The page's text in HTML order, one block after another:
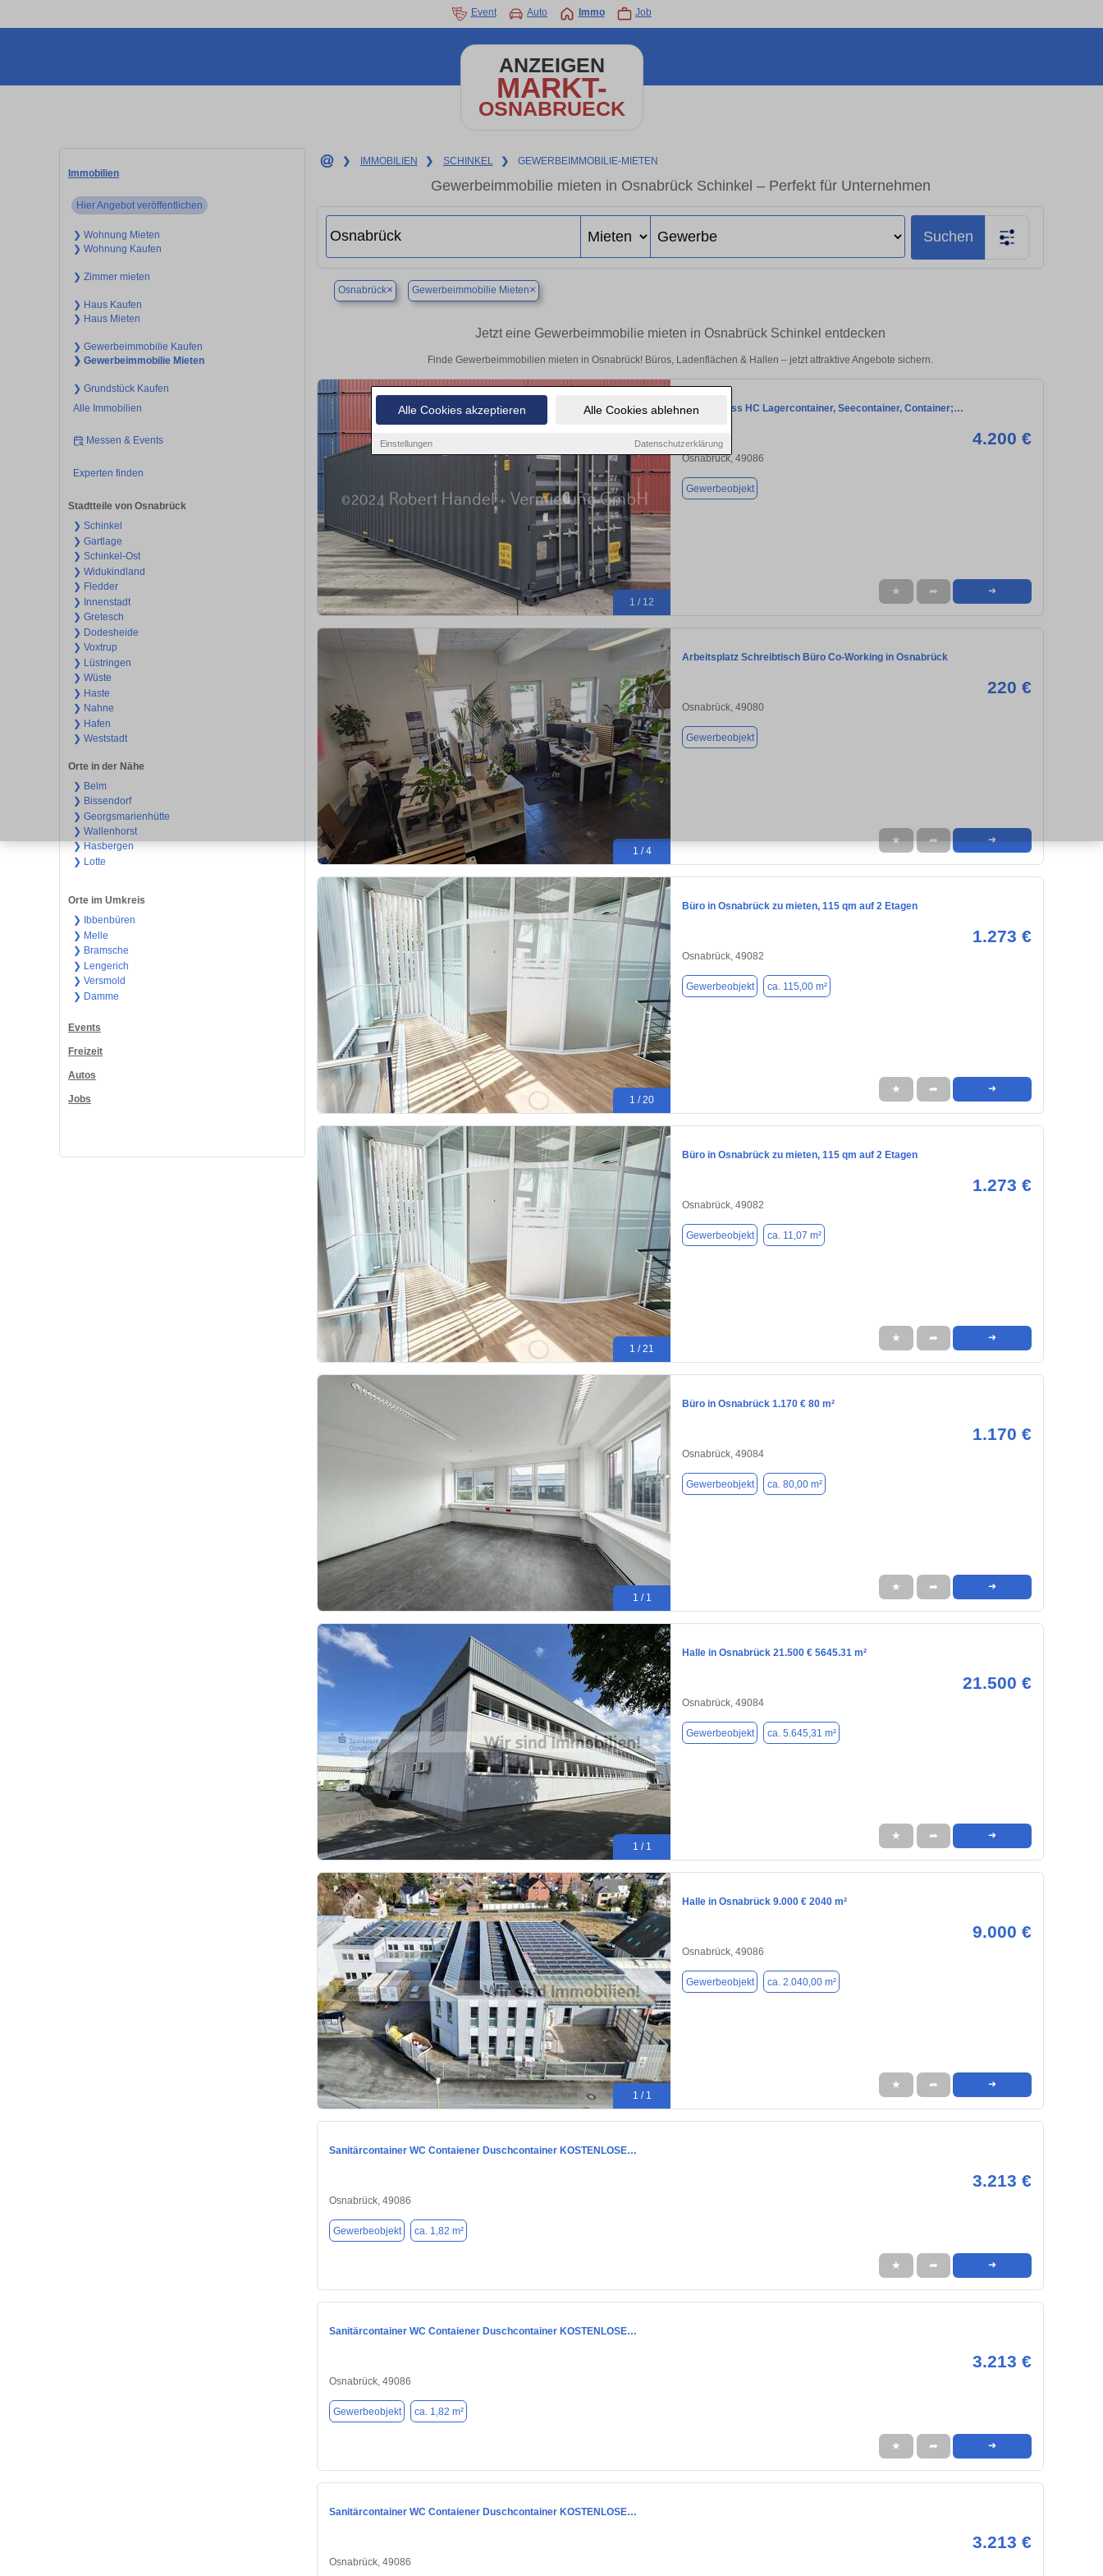
Alle Cookies akzeptieren Alle Cookies ablehnen
Einstellungen Datenschutzerklärung
Event Auto Immo Job
ANZEIGEN
MARKT-
OSNABRUECK
Immobilien
Hier Angebot veröffentlichen
❯ Wohnung Mieten
❯ Wohnung Kaufen
❯ Zimmer mieten
❯ Haus Kaufen
❯ Haus Mieten
❯ Gewerbeimmobilie Kaufen
❯ Gewerbeimmobilie Mieten
❯ Grundstück Kaufen
Alle Immobilien
Messen & Events
Experten finden
Stadtteile von Osnabrück
❯ Schinkel
❯ Gartlage
❯ Schinkel-Ost
❯ Widukindland
❯ Fledder
❯ Innenstadt
❯ Gretesch
❯ Dodesheide
❯ Voxtrup
❯ Lüstringen
❯ Wüste
❯ Haste
❯ Nahne
❯ Hafen
❯ Weststadt
Orte in der Nähe
❯ Belm
❯ Bissendorf
❯ Georgsmarienhütte
❯ Wallenhorst
❯ Hasbergen
❯ Lotte
Orte im Umkreis
❯ Ibbenbüren
❯ Melle
❯ Bramsche
❯ Lengerich
❯ Versmold
❯ Damme
Events
Freizeit
Autos
Jobs
❯ IMMOBILIEN ❯ SCHINKEL ❯ GEWERBEIMMOBILIE-MIETEN
Gewerbeimmobilie mieten in Osnabrück Schinkel – Perfekt für Unternehmen
Suchen
Osnabrück× Gewerbeimmobilie Mieten×
Jetzt eine Gewerbeimmobilie mieten in Osnabrück Schinkel entdecken
Finde Gewerbeimmobilien mieten in Osnabrück! Büros, Ladenflächen & Hallen – jetzt attraktive Angebote sichern.
1 / 12
NEU 40 Fuss HC Lagercontainer, Seecontainer, Container;…
4.200 €
Osnabrück, 49086
Gewerbeobjekt
★ ➦ ➜
1 / 4
Arbeitsplatz Schreibtisch Büro Co-Working in Osnabrück
220 €
Osnabrück, 49080
Gewerbeobjekt
★ ➦ ➜
1 / 20
Büro in Osnabrück zu mieten, 115 qm auf 2 Etagen
1.273 €
Osnabrück, 49082
Gewerbeobjekt ca. 115,00 m²
★ ➦ ➜
1 / 21
Büro in Osnabrück zu mieten, 115 qm auf 2 Etagen
1.273 €
Osnabrück, 49082
Gewerbeobjekt ca. 11,07 m²
★ ➦ ➜
1 / 1
Büro in Osnabrück 1.170 € 80 m²
1.170 €
Osnabrück, 49084
Gewerbeobjekt ca. 80,00 m²
★ ➦ ➜
1 / 1
Halle in Osnabrück 21.500 € 5645.31 m²
21.500 €
Osnabrück, 49084
Gewerbeobjekt ca. 5.645,31 m²
★ ➦ ➜
1 / 1
Halle in Osnabrück 9.000 € 2040 m²
9.000 €
Osnabrück, 49086
Gewerbeobjekt ca. 2.040,00 m²
★ ➦ ➜
Sanitärcontainer WC Contaiener Duschcontainer KOSTENLOSE…
3.213 €
Osnabrück, 49086
Gewerbeobjekt ca. 1,82 m²
★ ➦ ➜
Sanitärcontainer WC Contaiener Duschcontainer KOSTENLOSE…
3.213 €
Osnabrück, 49086
Gewerbeobjekt ca. 1,82 m²
★ ➦ ➜
Sanitärcontainer WC Contaiener Duschcontainer KOSTENLOSE…
3.213 €
Osnabrück, 49086